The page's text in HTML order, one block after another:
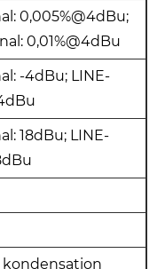
0,005%@4dBu;
0,01%@4dBu
-4dBu; LINE-
18dBu; LINE-
kondensation